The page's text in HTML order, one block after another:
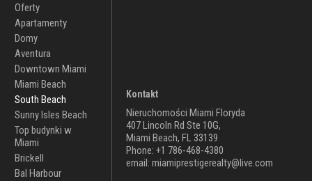
Oferty
Apartamenty
Domy
Aventura
Downtown Miami
Miami Beach
South Beach
Sunny Isles Beach
Top budynki w
Miami
Brickell
Bal Harbour
Kontakt
Nieruchomości Miami Floryda
407 Lincoln Rd Ste 10G,
Miami Beach, FL 33139
Phone: +1 786-468-4380
email: miamiprestigerealty@live.com